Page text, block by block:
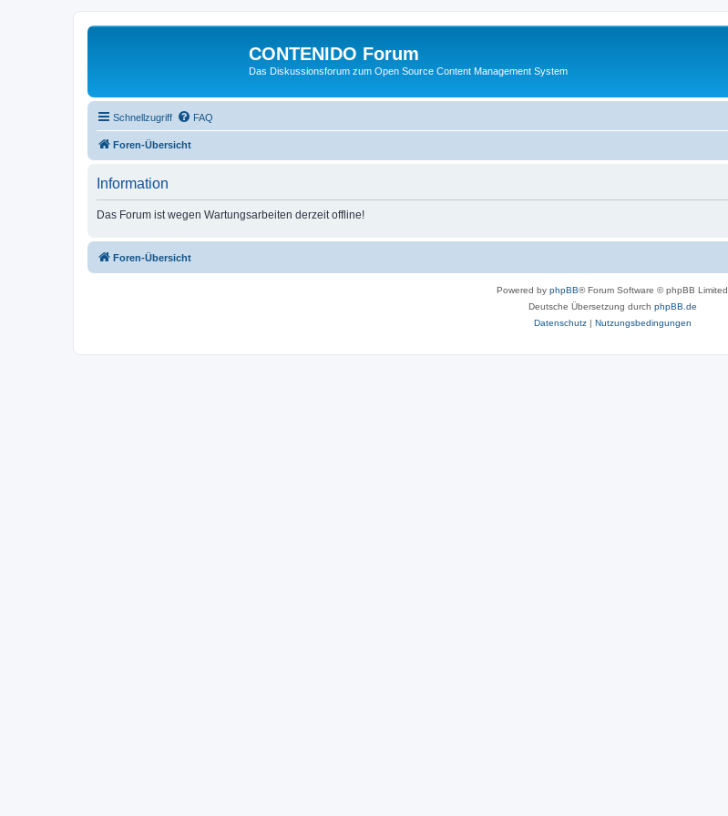
CONTENIDO Forum
Das Diskussionsforum zum Open Source Content Management System
Schnellzugriff FAQ
Foren-Übersicht
Information
Das Forum ist wegen Wartungsarbeiten derzeit offline!
Foren-Übersicht
Powered by phpBB® Forum Software © phpBB Limited
Deutsche Übersetzung durch phpBB.de
Datenschutz| Nutzungsbedingungen